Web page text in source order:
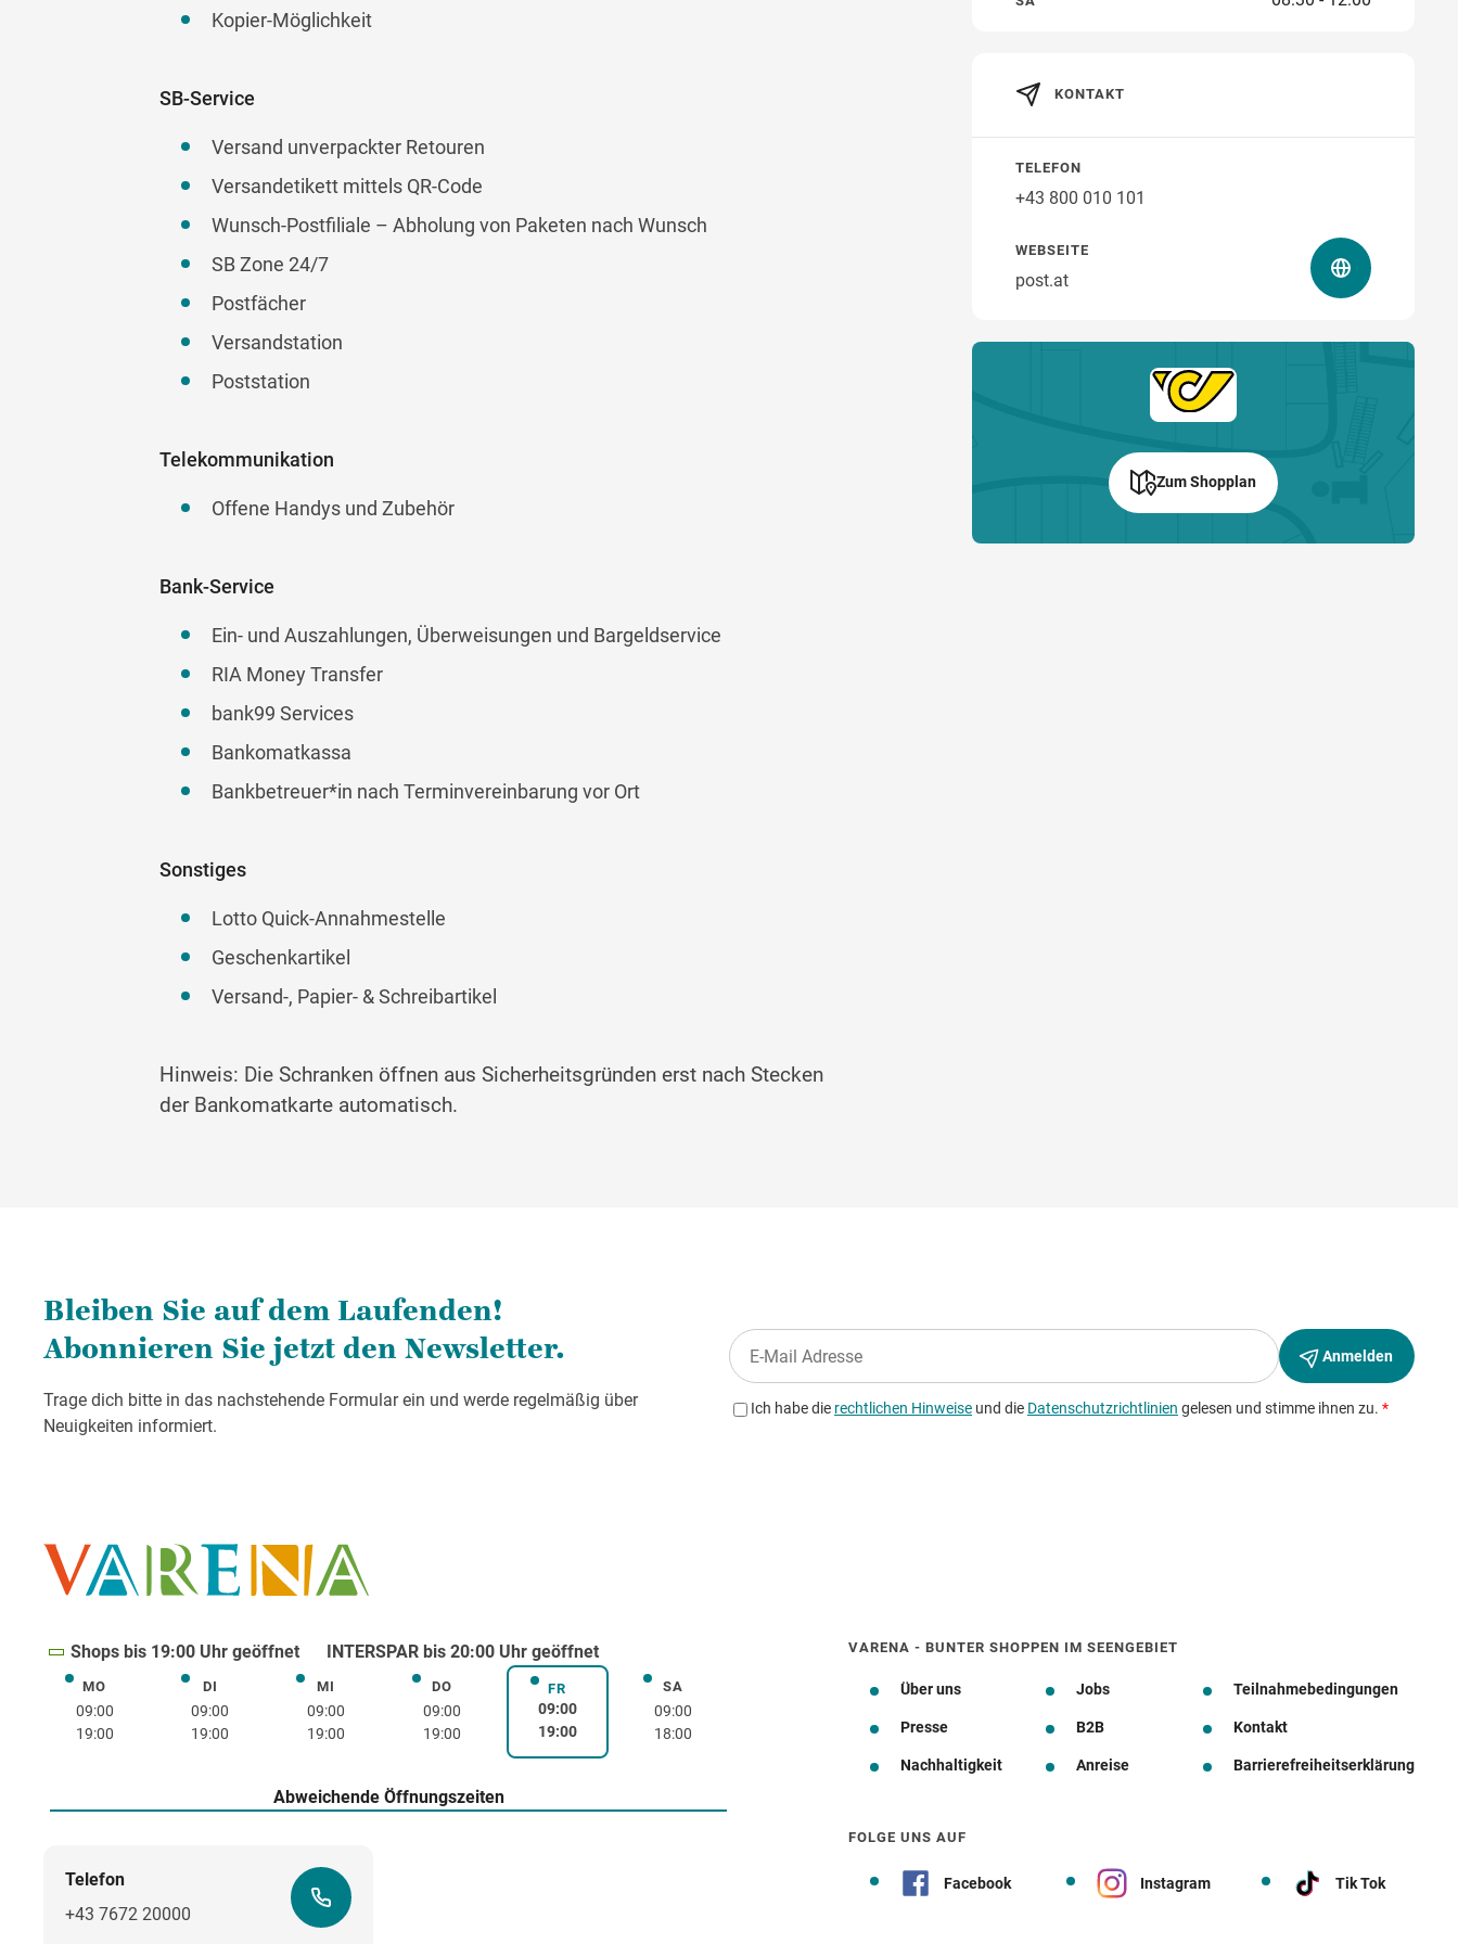
Kopier-Möglichkeit
SB-Service
Versand unverpackter Retouren
Versandetikett mittels QR-Code
Wunsch-Postfiliale – Abholung von Paketen nach Wunsch
SB Zone 24/7
Postfächer
Versandstation
Poststation
Telekommunikation
Offene Handys und Zubehör
Bank-Service
Ein- und Auszahlungen, Überweisungen und Bargeldservice
RIA Money Transfer
bank99 Services
Bankomatkassa
Bankbetreuer*in nach Terminvereinbarung vor Ort
Sonstiges
Lotto Quick-Annahmestelle
Geschenkartikel
Versand-, Papier- & Schreibartikel
Hinweis: Die Schranken öffnen aus Sicherheitsgründen erst nach Stecken
der Bankomatkarte automatisch.
KONTAKT
TELEFON
+43 800 010 101
WEBSEITE
post.at
Zum Shopplan
Shops bis 19:00 Uhr geöffnet INTERSPAR bis 20:00 Uhr geöffnet
MOMontag
09:00
19:00
DIDienstag
09:00
19:00
MIMittwoch
09:00
19:00
DODonnerstag
09:00
19:00
FRFreitag
09:00
19:00
SASamstag
09:00
18:00
Abweichende Öffnungszeiten
Telefon
+43 7672 20000
VARENA - BUNTER SHOPPEN IM SEENGEBIET
Über uns Jobs Teilnahmebedingungen
Presse B2B Kontakt
Nachhaltigkeit Anreise Barrierefreiheitserklärung
FOLGE UNS AUF
Facebook Instagram Tik Tok